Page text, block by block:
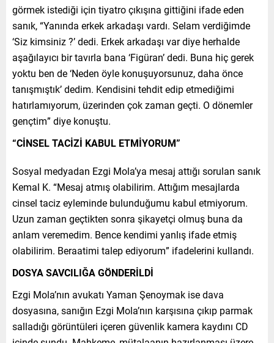
görmek istediği için tiyatro çıkışına gittiğini ifade eden
sanık, “Yanında erkek arkadaşı vardı. Selam verdiğimde
‘Siz kimsiniz ?’ dedi. Erkek arkadaşı var diye herhalde
aşağılayıcı bir tavırla bana ‘Figüran’ dedi. Buna hiç gerek
yoktu ben de ‘Neden öyle konuşuyorsunuz, daha önce
tanışmıştık’ dedim. Kendisini tehdit edip etmediğimi
hatırlamıyorum, üzerinden çok zaman geçti. O dönemler
gençtim” diye konuştu.
“CİNSEL TACİZİ KABUL ETMİYORUM”
Sosyal medyadan Ezgi Mola’ya mesaj attığı sorulan sanık
Kemal K. “Mesaj atmış olabilirim. Attığım mesajlarda
cinsel taciz eyleminde bulunduğumu kabul etmiyorum.
Uzun zaman geçtikten sonra şikayetçi olmuş buna da
anlam veremedim. Bence kendimi yanlış ifade etmiş
olabilirim. Beraatimi talep ediyorum” ifadelerini kullandı.
DOSYA SAVCILIĞA GÖNDERİLDİ
Ezgi Mola’nın avukatı Yaman Şenoymak ise dava
dosyasına, sanığın Ezgi Mola’nın karşısına çıkıp parmak
salladığı görüntüleri içeren güvenlik kamera kaydını CD